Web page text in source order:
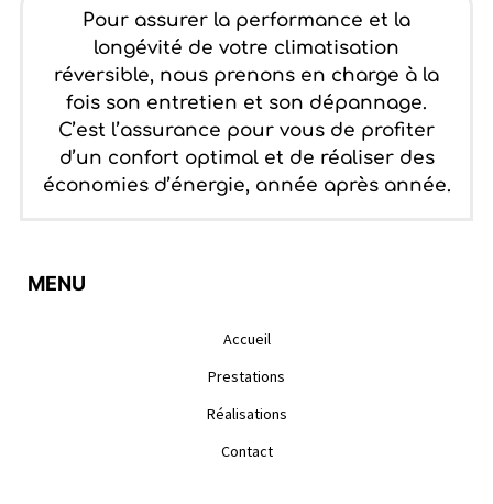
Pour assurer la performance et la
longévité de votre climatisation
réversible, nous prenons en charge à la
fois son entretien et son dépannage.
C’est l’assurance pour vous de profiter
d’un confort optimal et de réaliser des
économies d’énergie, année après année.
MENU
Accueil
Prestations
Réalisations
Contact